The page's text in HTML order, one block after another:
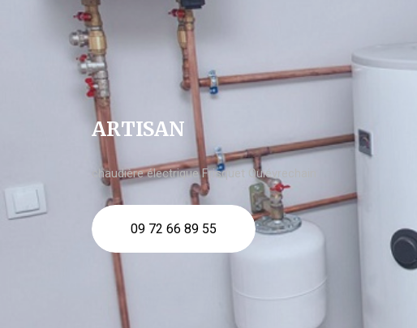
ARTISAN
chaudière électrique Frisquet Quiévrechain
09 72 66 89 55